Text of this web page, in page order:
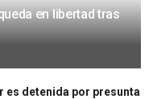
en libertad tras
es detenida por presunta